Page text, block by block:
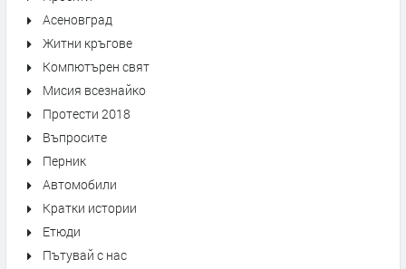
Асеновград
Житни кръгове
Компютърен свят
Мисия всезнайко
Протести 2018
Въпросите
Перник
Автомобили
Кратки истории
Етюди
Пътувай с нас